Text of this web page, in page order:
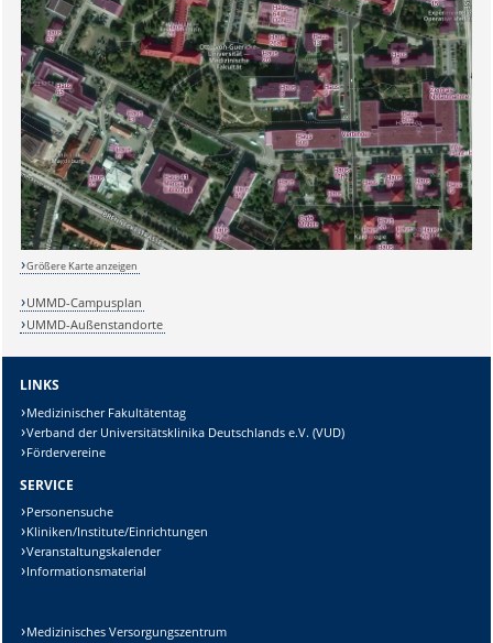
Größere Karte anzeigen
UMMD-Campusplan
UMMD-Außenstandorte
LINKS
Medizinischer Fakultätentag
Verband der Universitätsklinika Deutschlands e.V. (VUD)
Fördervereine
SERVICE
Personensuche
Kliniken/Institute/Einrichtungen
Veranstaltungskalender
Informationsmaterial
Medizinisches Versorgungszentrum